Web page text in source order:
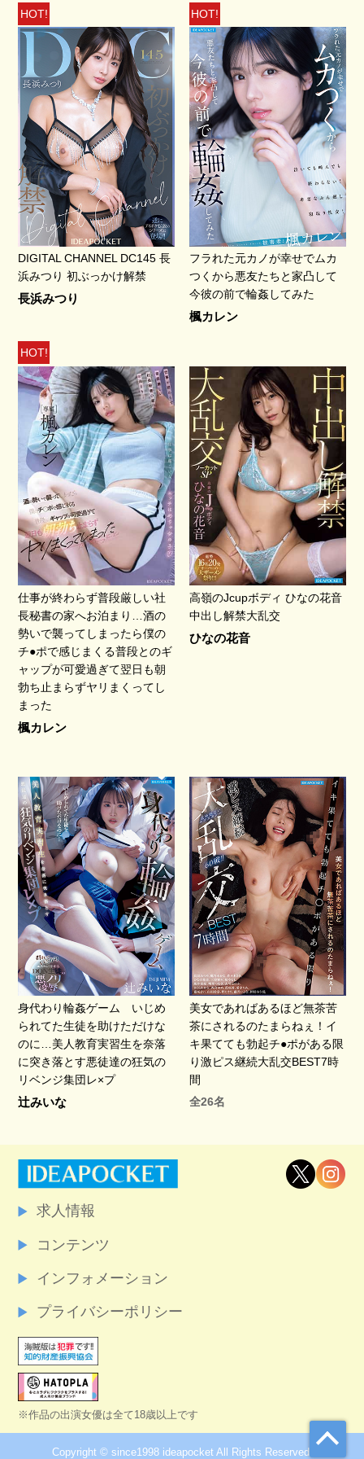
HOT!
DIGITAL CHANNEL DC145 長
浜みつり 初ぶっかけ解禁
長浜みつり
HOT!
フラれた元カノが幸せでムカ
つくから悪友たちと家凸して
今彼の前で輪姦してみた
楓カレン
HOT!
仕事が終わらず普段厳しい社
長秘書の家へお泊まり…酒の
勢いで襲ってしまったら僕の
チ●ポで感じまくる普段とのギ
ャップが可愛過ぎて翌日も朝
勃ち止まらずヤリまくってし
まった
楓カレン
高嶺のJcupボディ ひなの花音
中出し解禁大乱交
ひなの花音
身代わり輪姦ゲーム いじめ
られてた生徒を助けただけな
のに…美人教育実習生を奈落
に突き落とす悪徒達の狂気の
リベンジ集団レ×プ
辻みいな
美女であればあるほど無茶苦
茶にされるのたまらねぇ！イ
キ果てても勃起チ●ポがある限
り激ピス継続大乱交BEST7時
間
全26名
求人情報
コンテンツ
インフォメーション
プライバシーポリシー
※作品の出演女優は全て18歳以上です
Copyright © since1998 ideapocket All Rights Reserved.